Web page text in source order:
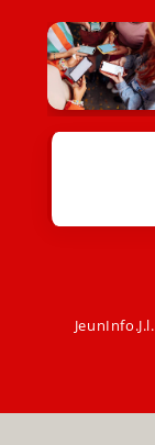
JeunInfo.J.l.